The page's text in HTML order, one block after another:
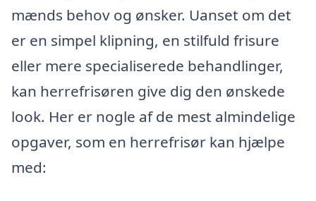
mænds behov og ønsker. Uanset om det
er en simpel klipning, en stilfuld frisure
eller mere specialiserede behandlinger,
kan herrefrisøren give dig den ønskede
look. Her er nogle af de mest almindelige
opgaver, som en herrefrisør kan hjælpe
med: